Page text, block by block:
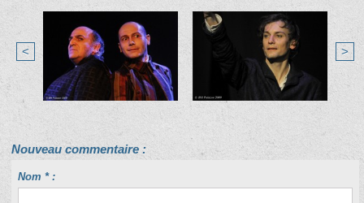
< >
Nouveau commentaire :
Nom * :